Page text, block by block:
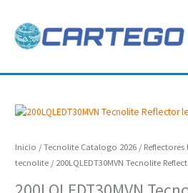
contenido
Inicio /Tecnolite Catalogo 2026 / Reflectores
tecnolite / 200LQLEDT30MVN Tecnolite
200LQLEDT30MVN
Reflector
led
3000k